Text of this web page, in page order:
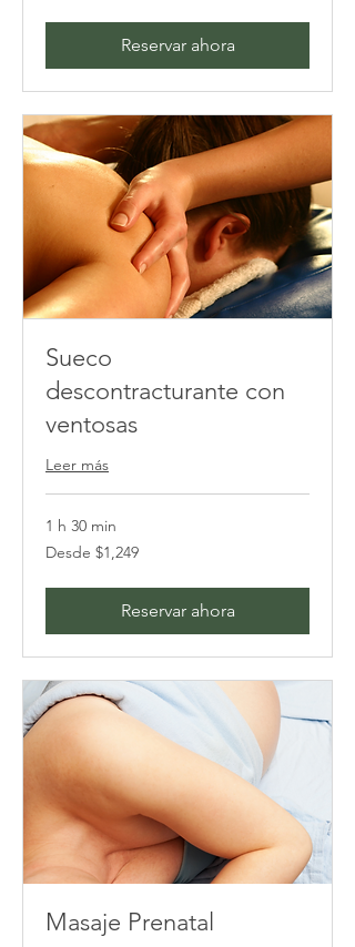
Reservar ahora
Sueco
descontracturante con
ventosas
Leer más
1 h 30 min
Desde
1,249
Desde $1,249
Reservar ahora
Masaje Prenatal